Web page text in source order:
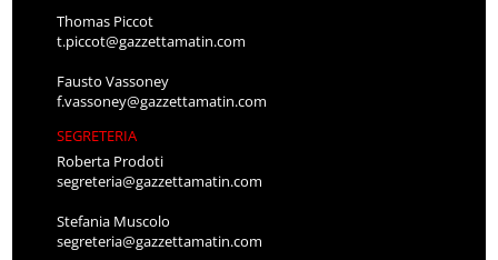
Thomas Piccot
t.piccot@gazzettamatin.com
Fausto Vassoney
f.vassoney@gazzettamatin.com
SEGRETERIA
Roberta Prodoti
segreteria@gazzettamatin.com
Stefania Muscolo
segreteria@gazzettamatin.com